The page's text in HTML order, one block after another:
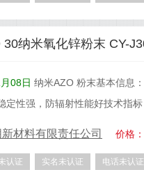
纳米氧化锌粉末 CY-
08日 纳米AZO 粉末基本信息
定性强，防辐射性能好技术指
材料有限责任公司 价格
认证 实名未认证 电话未认证